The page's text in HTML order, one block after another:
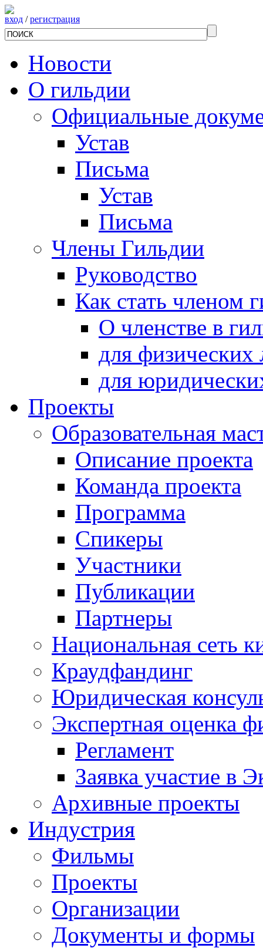
вход /регистрация
Новости
О гильдии
Официальные
Устав
Письма
Устав
Письма
Члены Гильдии
Руководство
Как стать членом
О членстве в
для физических
для
Проекты
Образовательная
Описание проекта
Команда проекта
Программа
Спикеры
Участники
Публикации
Партнеры
Национальная сеть
Краудфандинг
Юридическая
Экспертная оценка
Регламент
Заявка участие в
Архивные проекты
Индустрия
Фильмы
Проекты
Организации
Документы и формы